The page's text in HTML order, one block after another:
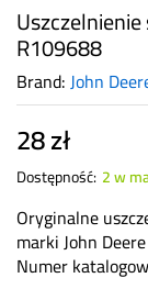
R109688
Brand:John
28zł
Dostępność: 2 w
Oryginalne
marki John Deere
Numer